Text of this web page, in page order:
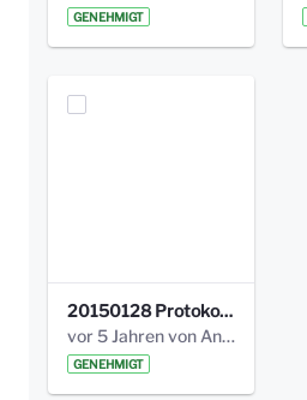
GENEHMIGT
20150128 Protokoll Bismarckplatz_Jugend_01.pdf
vor 5 Jahren von Anni Schlumberger
GENEHMIGT